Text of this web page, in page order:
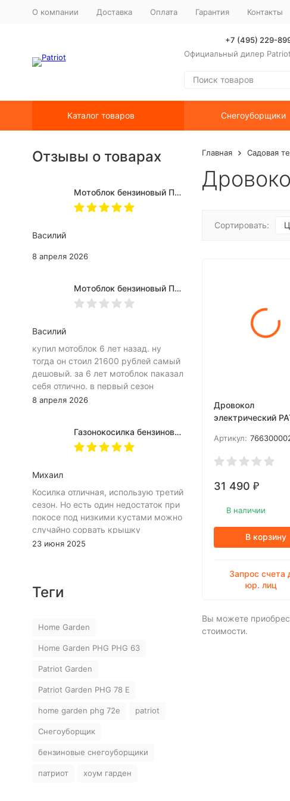
О компании Доставка Оплата Гарантия Контакты
+7 (495) 229-
Официальный дилер
Каталог товаров Снегоуборщики
Главная Садовая
Сортировать:
Дровокол
электрический
Артикул:
31 490 ₽
В наличии
В корзину
Запрос счета
юр. лиц
Вы можете
стоимости.
Отзывы о товарах
Мотоблок бензиновый ПАТРИОТ КАЛУГА М
Василий
8 апреля 2026
Мотоблок бензиновый ПАТРИОТ КАЛУГА М
Василий
купил мотоблок 6 лет назад. ну
тогда он стоил 21600 рублей самый
дешовый. за 6 лет мотоблок паказал
себя отлично. в первый сезон
окупил себя сполна. цена низкая
приабритения помощнее аппарата.
8 апреля 2026
Газонокосилка бензиновая Patriot РТ 42 LS
Михаил
Косилка отличная, использую третий
сезон. Но есть один недостаток при
покосе под низкими кустами можно
случайно сорвать крышку
воздушного фильтра, которую
23 июня 2025
Теги
Home Garden
Home Garden PHG PHG 63
Patriot Garden
Patriot Garden PHG 78 E
home garden phg 72e patriot
Снегоуборщик
бензиновые снегоуборщики
патриот хоум гарден